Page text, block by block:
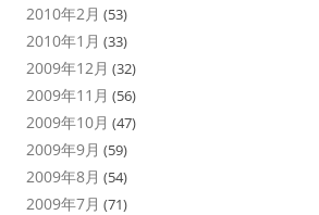
2010年2月 (53)
2010年1月 (33)
2009年12月 (32)
2009年11月 (56)
2009年10月 (47)
2009年9月 (59)
2009年8月 (54)
2009年7月 (71)